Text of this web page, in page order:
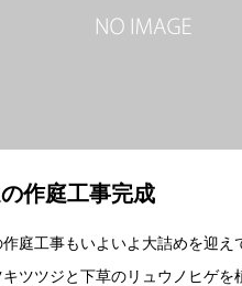
作庭工事完成
作庭工事もいよいよ大詰めを迎え
ツツジと下草のリュウノヒゲを